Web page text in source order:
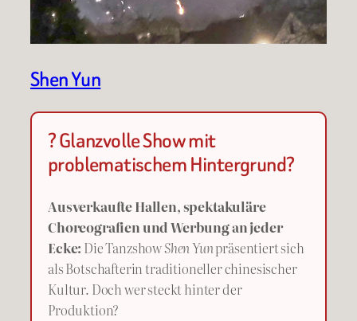
Shen Yun
? Glanzvolle Show mit
problematischem Hintergrund?
Ausverkaufte Hallen, spektakuläre
Choreografien und Werbung an jeder
Ecke: Die TanzshowShen Yunpräsentiert sich
als Botschafterin traditioneller chinesischer
Kultur. Doch wer steckt hinter der
Produktion?